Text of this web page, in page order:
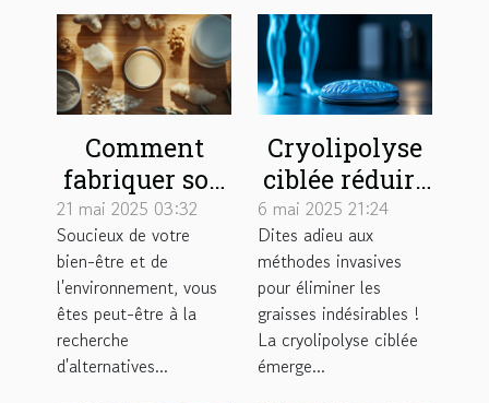
Comment
fabriquer son
propre
déodorant
solide à la
maison
21 mai 2025 03:32
Soucieux de votre
bien-être et de
l'environnement, vous
êtes peut-être à la
recherche
d'alternatives...
Cryolipolyse
ciblée réduire
les amas
graisseux
sans
chirurgie
6 mai 2025 21:24
Dites adieu aux
méthodes invasives
pour éliminer les
graisses indésirables !
La cryolipolyse ciblée
émerge...